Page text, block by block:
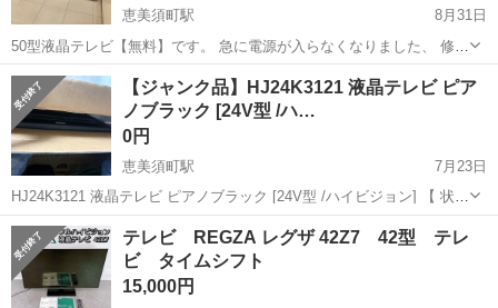
恵美須町駅
8月31日
50型液晶テレビ【無料】です。 急に電源が入らなくなりました、 修理
出来る方、部品取りに使う方、引き取りをお願い致します。
大阪 大阪市 恵美須町駅
【ジャンク品】HJ24K3121 液晶テレビ ピア
ノブラック [24V型 /ハ…
0円
恵美須町駅
7月23日
HJ24K3121 液晶テレビ ピアノブラック [24V型 /ハイビジョン] 【 状態
】 使用期間約５年 電源は付きますが画面が付きません。音はでます。
テレビ線を変えても画面は映りませんでした。 ご理解の上...
大阪 大阪市 恵美須町駅 テレビ 画面
テレビ REGZA レグザ 42Z7 42型 テレ
ビ タイムシフト
15,000円